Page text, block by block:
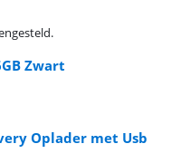
Zwart
reviews.
Oplader met Usb